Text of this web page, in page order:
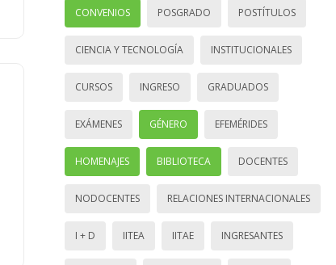
CONVENIOS POSGRADO POSTÍTULOS
CIENCIA Y TECNOLOGÍA INSTITUCIONALES
CURSOS INGRESO GRADUADOS
EXÁMENES GÉNERO EFEMÉRIDES
HOMENAJES BIBLIOTECA DOCENTES
NODOCENTES RELACIONES INTERNACIONALES
I + D IITEA IITAE INGRESANTES